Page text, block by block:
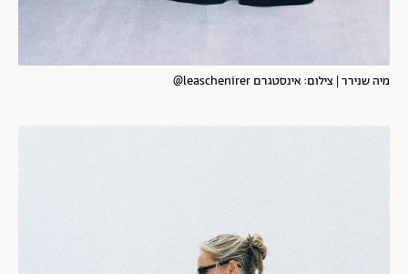
מיה שנירר | צילום: אינסטגרם leaschenirer@